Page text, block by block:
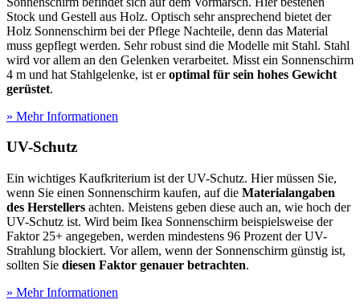
Stock und Gestell aus Holz. Optisch sehr ansprechend bietet der
Holz Sonnenschirm bei der Pflege Nachteile, denn das Material
muss gepflegt werden. Sehr robust sind die Modelle mit Stahl. Stahl
wird vor allem an den Gelenken verarbeitet. Misst ein Sonnenschirm
4 m und hat Stahlgelenke, ist eroptimal für sein hohes Gewicht
gerüstet.
» Mehr Informationen
UV-Schutz
Ein wichtiges Kaufkriterium ist der UV-Schutz. Hier müssen Sie,
wenn Sie einen Sonnenschirm kaufen, auf die Materialangaben
des Herstellers achten. Meistens geben diese auch an, wie hoch der
UV-Schutz ist. Wird beim Ikea Sonnenschirm beispielsweise der
Faktor 25+ angegeben, werden mindestens 96 Prozent der UV-
Strahlung blockiert. Vor allem, wenn der Sonnenschirm günstig ist,
sollten Sie diesen Faktor genauer betrachten.
» Mehr Informationen